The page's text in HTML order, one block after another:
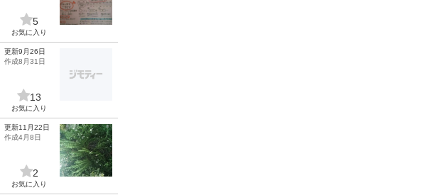
5
お気に入り
更新9月26日
作成8月31日
13
お気に入り
更新11月22日
作成4月8日
2
お気に入り